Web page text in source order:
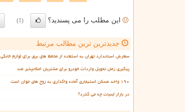
این مطلب را می پسندید؟ (1)
جدیدترین ترین مطالب مرتبط
سفارش استاندارد تهران به استفاده از محافظ های برق برای لوازم خانگی
پیگیری زمان تحویل واردات خودرو برای مشتریان امکانپذیر شد
۱۹۰ واحد مسکن استیجاری آماده واگذاری به زوج های جوان است
در بازار لبنیات چه می گذرد؟